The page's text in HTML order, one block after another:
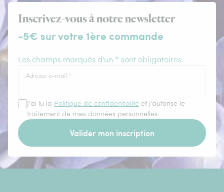
Inscrivez-vous à notre newsletter
-5€ sur votre 1ère commande
Les champs marqués d'un * sont obligatoires.
Adresse e-mail *
J'ai lu la Politique de confidentialité et j'autorise le
traitement de mes données personnelles.
Valider mon inscription